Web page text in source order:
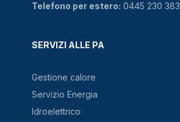
SERVIZI ALLE PA
Gestione calore
Servizio Energia
Idroelettrico
Telefono per estero: 0445 230 383